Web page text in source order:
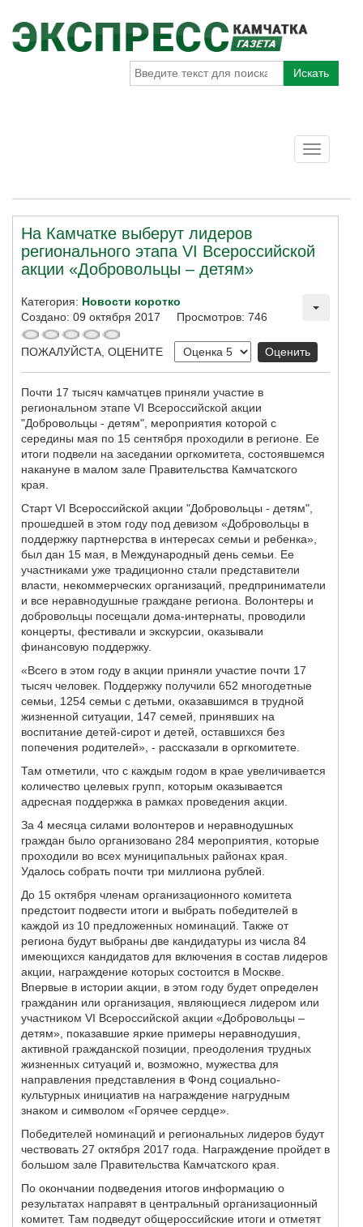
Искать
Toggle
navigation
На Камчатке выберут лидеров
регионального этапа VI Всероссийской
акции «Добровольцы – детям»
Категория: Новости коротко
Создано: 09 октября 2017
Просмотров: 746
ПОЖАЛУЙСТА, ОЦЕНИТЕ
Почти 17 тысяч камчатцев приняли участие в
региональном этапе VI Всероссийской акции
"Добровольцы - детям", мероприятия которой с
середины мая по 15 сентября проходили в регионе. Ее
итоги подвели на заседании оргкомитета, состоявшемся
накануне в малом зале Правительства Камчатского
края.
Старт VI Всероссийской акции "Добровольцы - детям",
прошедшей в этом году под девизом «Добровольцы в
поддержку партнерства в интересах семьи и ребенка»,
был дан 15 мая, в Международный день семьи. Ее
участниками уже традиционно стали представители
власти, некоммерческих организаций, предприниматели
и все неравнодушные граждане региона. Волонтеры и
добровольцы посещали дома-интернаты, проводили
концерты, фестивали и экскурсии, оказывали
финансовую поддержку.
«Всего в этом году в акции приняли участие почти 17
тысяч человек. Поддержку получили 652 многодетные
семьи, 1254 семьи с детьми, оказавшимся в трудной
жизненной ситуации, 147 семей, принявших на
воспитание детей-сирот и детей, оставшихся без
попечения родителей», - рассказали в оргкомитете.
Там отметили, что с каждым годом в крае увеличивается
количество целевых групп, которым оказывается
адресная поддержка в рамках проведения акции.
За 4 месяца силами волонтеров и неравнодушных
граждан было организовано 284 мероприятия, которые
проходили во всех муниципальных районах края.
Удалось собрать почти три миллиона рублей.
До 15 октября членам организационного комитета
предстоит подвести итоги и выбрать победителей в
каждой из 10 предложенных номинаций. Также от
региона будут выбраны две кандидатуры из числа 84
имеющихся кандидатов для включения в состав лидеров
акции, награждение которых состоится в Москве.
Впервые в истории акции, в этом году будет определен
гражданин или организация, являющиеся лидером или
участником VI Всероссийской акции «Добровольцы –
детям», показавшие яркие примеры неравнодушия,
активной гражданской позиции, преодоления трудных
жизненных ситуаций и, возможно, мужества для
направления представления в Фонд социально-
культурных инициатив на награждение нагрудным
знаком и символом «Горячее сердце».
Победителей номинаций и региональных лидеров будут
чествовать 27 октября 2017 года. Награждение пройдет в
большом зале Правительства Камчатского края.
По окончании подведения итогов информацию о
результатах направят в центральный организационный
комитет. Там подведут общероссийские итоги и отметят